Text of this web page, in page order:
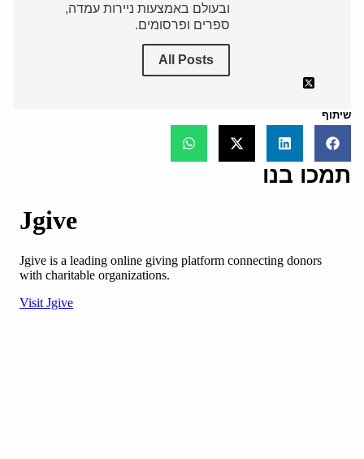
ובעולם באמצעות ניירות עמדה,
ספרים ופרסומים.
All Posts
שיתוף
תמכו בנו